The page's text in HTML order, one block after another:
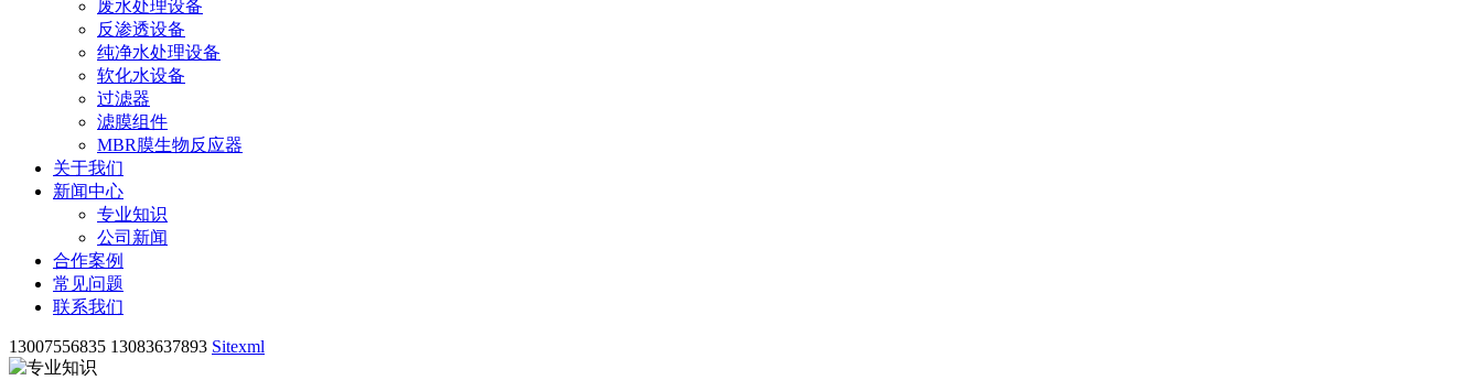
废水处理设备
反渗透设备
纯净水处理设备
软化水设备
过滤器
滤膜组件
MBR膜生物反应器
关于我们
新闻中心
专业知识
公司新闻
合作案例
常见问题
联系我们
13007556835 13083637893 Sitexml